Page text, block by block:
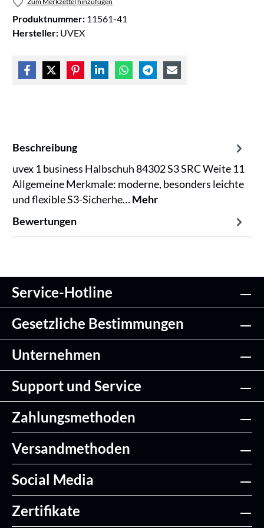
Produktnummer: 11561-41
Hersteller: UVEX
Beschreibung
uvex 1 business Halbschuh 84302 S3 SRC Weite 11
Allgemeine Merkmale: moderne, besonders leichte
und flexible S3-Sicherhe…Mehr
Bewertungen
Service-Hotline
Gesetzliche Bestimmungen
Unternehmen
Support und Service
Zahlungsmethoden
Versandmethoden
Social Media
Zertifikate